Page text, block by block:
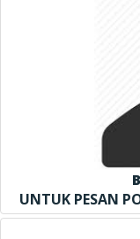
UNTUK PESAN